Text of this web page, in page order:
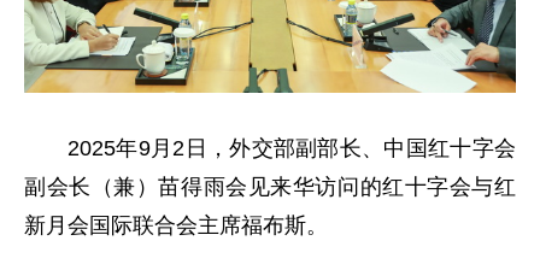
2025年9月2日，外交部副部长、中国红十字会
副会长（兼）苗得雨会见来华访问的红十字会与红
新月会国际联合会主席福布斯。